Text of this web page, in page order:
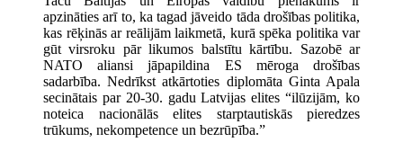
apzināties arī to, ka tagad jāveido tāda drošības politika,
kas rēķinās ar reālijām laikmetā, kurā spēka politika var
gūt virsroku pār likumos balstītu kārtību. Sazobē ar
NATO aliansi jāpapildina ES mēroga drošības
sadarbība. Nedrīkst atkārtoties diplomāta Ginta Apala
secinātais par 20-30. gadu Latvijas elites “ilūzijām, ko
noteica nacionālās elites starptautiskās pieredzes
trūkums, nekompetence un bezrūpība.”